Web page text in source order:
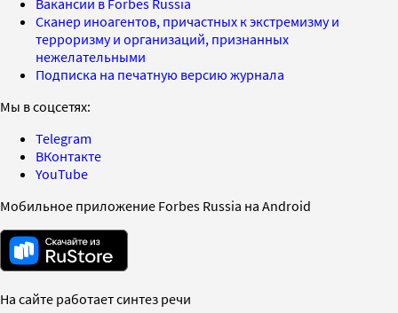
Сканер иноагентов, причастных к экстремизму и
терроризму и организаций, признанных
нежелательными
Подписка на печатную версию журнала
Мы в соцсетях:
Telegram
ВКонтакте
YouTube
Мобильное приложение Forbes Russia на Android
На сайте работает синтез речи